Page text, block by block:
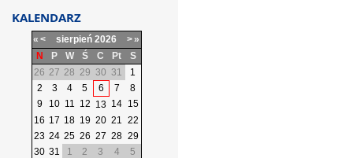
KALENDARZ
« < sierpień 2026 >»
N
P W Ś C Pt
S
26 27 28 29 30 31
1
2
3 4 5 6 7
8
9
10 11 12 13 14 15
16 17 18 19 20 21 22
23 24 25 26 27 28 29
30 31 1 2 3 4 5